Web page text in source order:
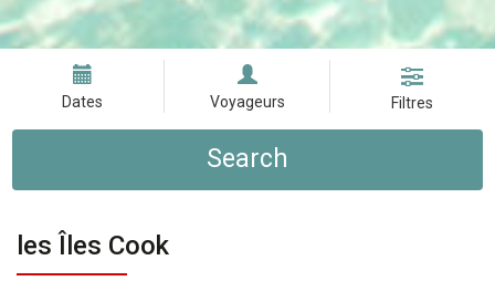
Dates Voyageurs Filtres
Search
les Îles Cook